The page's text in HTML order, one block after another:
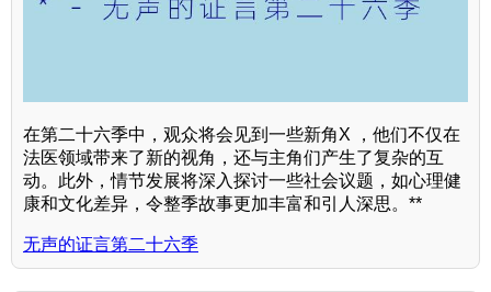
在第二十六季中，观众将会见到一些新角X ，他们不仅在
法医领域带来了新的视角，还与主角们产生了复杂的互
动。此外，情节发展将深入探讨一些社会议题，如心理健
康和文化差异，令整季故事更加丰富和引人深思。**
无声的证言第二十六季